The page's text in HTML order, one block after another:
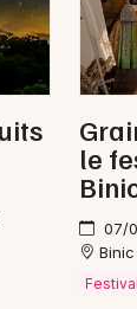
le
07/
Binic
Festival